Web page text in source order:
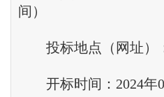
间）
投标地点（网址）
开标时间：2024年